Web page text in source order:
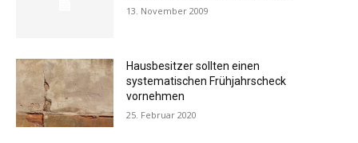
13. November 2009
Hausbesitzer sollten einen
systematischen Frühjahrscheck
vornehmen
25. Februar 2020